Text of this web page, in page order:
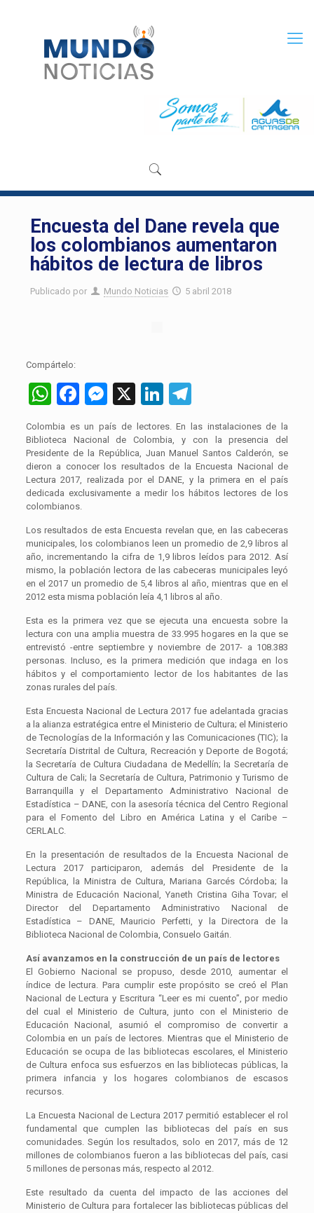
Encuesta del Dane revela que
los colombianos aumentaron
hábitos de lectura de libros
Publicado por Mundo Noticias 5 abril 2018
Compártelo:
WhatsApp
Facebook
Messenger
X LinkedIn
Colombia es un país de lectores. En las instalaciones de la
Biblioteca Nacional de Colombia, y con la presencia del
Presidente de la República, Juan Manuel Santos Calderón, se
dieron a conocer los resultados de la Encuesta Nacional de
Lectura 2017, realizada por el DANE, y la primera en el país
dedicada exclusivamente a medir los hábitos lectores de los
colombianos.
Los resultados de esta Encuesta revelan que, en las cabeceras
municipales, los colombianos leen un promedio de 2,9 libros al
año, incrementando la cifra de 1,9 libros leídos para 2012. Así
mismo, la población lectora de las cabeceras municipales leyó
en el 2017 un promedio de 5,4 libros al año, mientras que en el
2012 esta misma población leía 4,1 libros al año.
Esta es la primera vez que se ejecuta una encuesta sobre la
lectura con una amplia muestra de 33.995 hogares en la que se
entrevistó -entre septiembre y noviembre de 2017- a 108.383
personas. Incluso, es la primera medición que indaga en los
hábitos y el comportamiento lector de los habitantes de las
zonas rurales del país.
Esta Encuesta Nacional de Lectura 2017 fue adelantada gracias
a la alianza estratégica entre el Ministerio de Cultura; el Ministerio
de Tecnologías de la Información y las Comunicaciones (TIC); la
Secretaría Distrital de Cultura, Recreación y Deporte de Bogotá;
la Secretaría de Cultura Ciudadana de Medellín; la Secretaría de
Cultura de Cali; la Secretaría de Cultura, Patrimonio y Turismo de
Barranquilla y el Departamento Administrativo Nacional de
Estadística – DANE, con la asesoría técnica del Centro Regional
para el Fomento del Libro en América Latina y el Caribe –
CERLALC.
En la presentación de resultados de la Encuesta Nacional de
Lectura 2017 participaron, además del Presidente de la
República, la Ministra de Cultura, Mariana Garcés Córdoba; la
Ministra de Educación Nacional, Yaneth Cristina Giha Tovar; el
Director del Departamento Administrativo Nacional de
Estadística – DANE, Mauricio Perfetti, y la Directora de la
Biblioteca Nacional de Colombia, Consuelo Gaitán.
Así avanzamos en la construcción de un país de lectores
El Gobierno Nacional se propuso, desde 2010, aumentar el
índice de lectura. Para cumplir este propósito se creó el Plan
Nacional de Lectura y Escritura “Leer es mi cuento”, por medio
del cual el Ministerio de Cultura, junto con el Ministerio de
Educación Nacional, asumió el compromiso de convertir a
Colombia en un país de lectores. Mientras que el Ministerio de
Educación se ocupa de las bibliotecas escolares, el Ministerio
de Cultura enfoca sus esfuerzos en las bibliotecas públicas, la
primera infancia y los hogares colombianos de escasos
recursos.
La Encuesta Nacional de Lectura 2017 permitió establecer el rol
fundamental que cumplen las bibliotecas del país en sus
comunidades. Según los resultados, solo en 2017, más de 12
millones de colombianos fueron a las bibliotecas del país, casi
5 millones de personas más, respecto al 2012.
Este resultado da cuenta del impacto de las acciones del
Ministerio de Cultura para fortalecer las bibliotecas públicas del